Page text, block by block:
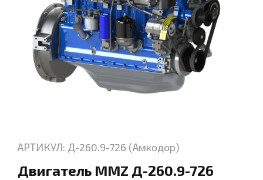
АРТИКУЛ: Д-260.9-726 (Амкодор)
Двигатель MMZ Д-260.9-726